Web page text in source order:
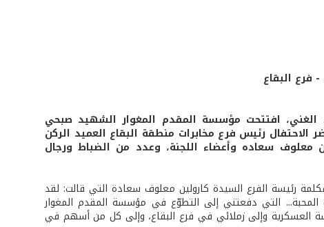
البقاع
الغني، افتتحت مؤسسة المقدم المغوار الشهيد صبحي
رئيس فرع مخابرات منطقة البقاع العميد الركن
معلوف سعاده وأعضاء اللجنة، وعدد من الضباط ورجال
رئيسة الفرع السيدة كارولين معلوف سعادة التي قالت: لقد
التي دفعتني إلى التطوّع في مؤسسة المقدم المغوار
العسكرية وإلى زملائي في فرع البقاع، وإلى كل من أسهم في